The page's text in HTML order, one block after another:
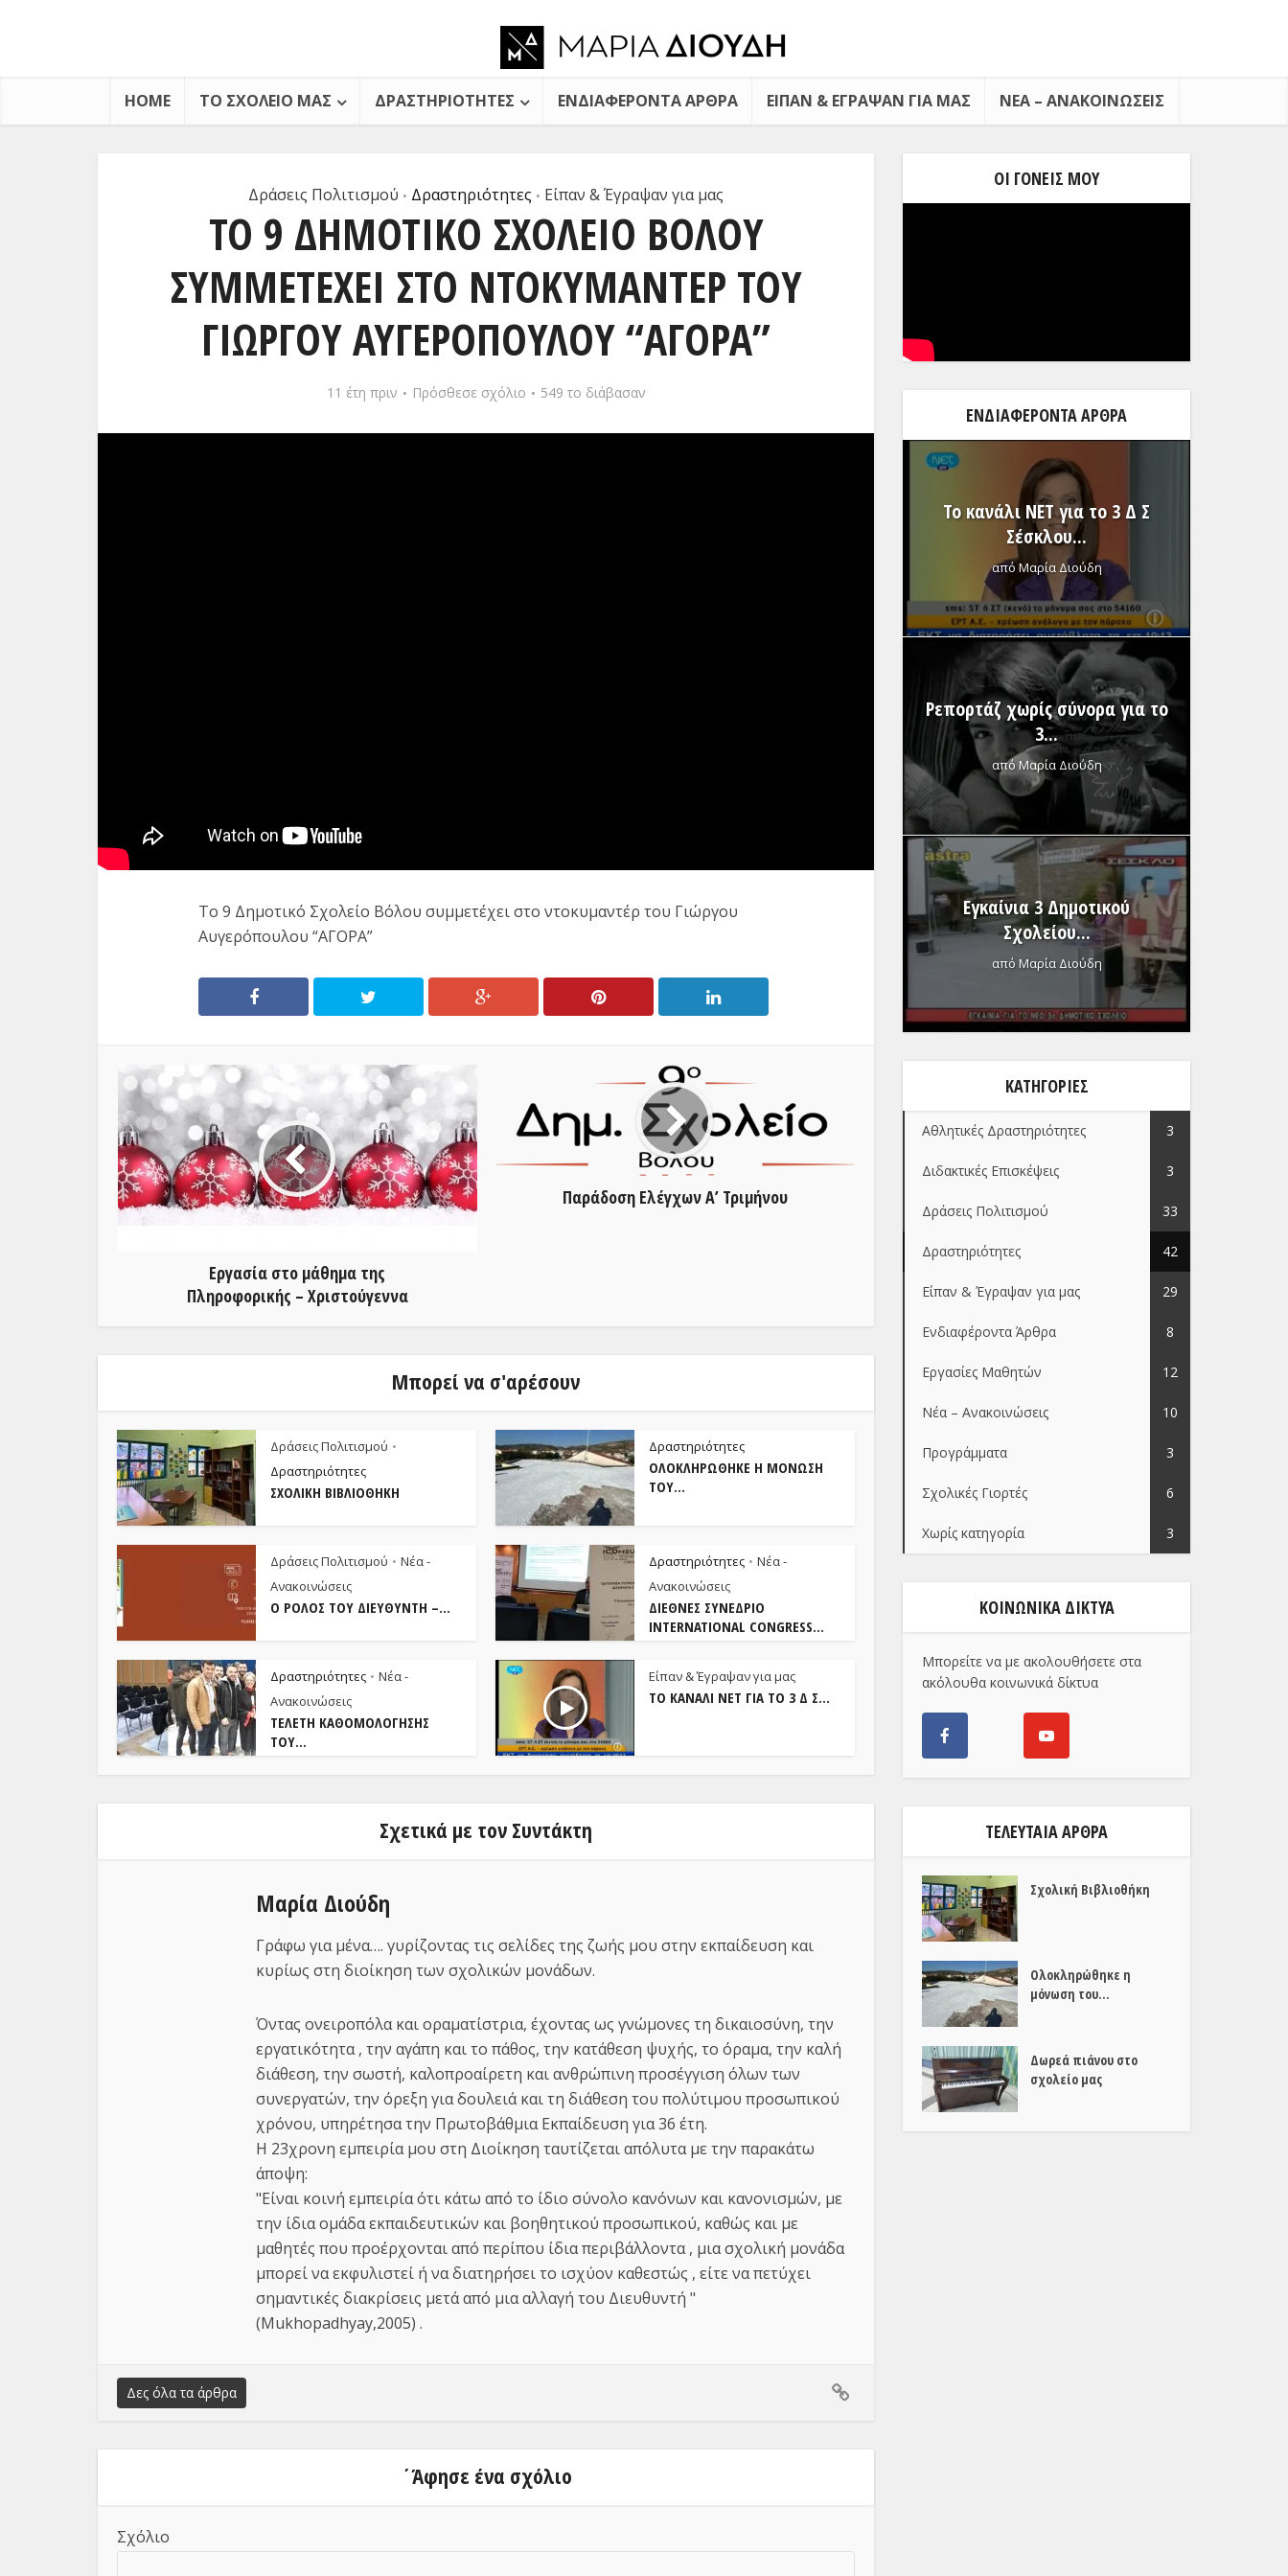
HOME ΤΟ ΣΧΟΛΕΊΟ ΜΑΣ ΔΡΑΣΤΗΡΙΌΤΗΤΕΣ ΕΝΔΙΑΦΈΡΟΝΤΑ ΆΡΘΡΑ ΕΊΠΑΝ & ΈΓΡΑΨΑΝ ΓΙΑ ΜΑΣ ΝΈΑ – ΑΝΑΚΟΙΝΏΣΕΙΣ
Δράσεις Πολιτισμού • Δραστηριότητες • Είπαν & Έγραψαν για μας
ΤΟ 9 ΔΗΜΟΤΙΚΌ ΣΧΟΛΕΊΟ ΒΌΛΟΥ
ΣΥΜΜΕΤΈΧΕΙ ΣΤΟ ΝΤΟΚΥΜΑΝΤΈΡ ΤΟΥ
ΓΙΏΡΓΟΥ ΑΥΓΕΡΌΠΟΥΛΟΥ “ΑΓΟΡΑ”
11 έτη πριν Πρόσθεσε σχόλιο 549 το διάβασαν
Το 9 Δημοτικό Σχολείο Βόλου συμμετέχει στο ντοκυμαντέρ του Γιώργου
Αυγερόπουλου “ΑΓΟΡΑ”
Εργασία στο μάθημα της
Πληροφορικής – Χριστούγεννα
Παράδοση Ελέγχων Α’ Τριμήνου
Μπορεί να σ'αρέσουν
Δράσεις Πολιτισμού •
Δραστηριότητες
ΣΧΟΛΙΚΉ ΒΙΒΛΙΟΘΉΚΗ
Δραστηριότητες
ΟΛΟΚΛΗΡΏΘΗΚΕ Η ΜΌΝΩΣΗ
ΤΟΥ...
Δράσεις Πολιτισμού • Νέα -
Ανακοινώσεις
Ο ΡΌΛΟΣ ΤΟΥ ΔΙΕΥΘΥΝΤΉ –...
Δραστηριότητες • Νέα -
Ανακοινώσεις
ΔΙΕΘΝΈΣ ΣΥΝΕΔΡΙΟ
INTERNATIONAL CONGRESS...
Δραστηριότητες • Νέα -
Ανακοινώσεις
ΤΕΛΕΤΉ ΚΑΘΟΜΟΛΌΓΗΣΗΣ
ΤΟΥ...
Είπαν & Έγραψαν για μας
ΤΟ ΚΑΝΆΛΙ NET ΓΙΑ ΤΟ 3 Δ Σ...
Σχετικά με τον Συντάκτη
Μαρία Διούδη
Γράφω για μένα…. γυρίζοντας τις σελίδες της ζωής μου στην εκπαίδευση και
κυρίως στη διοίκηση των σχολικών μονάδων.
Όντας ονειροπόλα και οραματίστρια, έχοντας ως γνώμονες τη δικαιοσύνη, την
εργατικότητα , την αγάπη και το πάθος, την κατάθεση ψυχής, το όραμα, την καλή
διάθεση, την σωστή, καλοπροαίρετη και ανθρώπινη προσέγγιση όλων των
συνεργατών, την όρεξη για δουλειά και τη διάθεση του πολύτιμου προσωπικού
χρόνου, υπηρέτησα την Πρωτοβάθμια Εκπαίδευση για 36 έτη.
Η 23χρονη εμπειρία μου στη Διοίκηση ταυτίζεται απόλυτα με την παρακάτω
άποψη:
"Είναι κοινή εμπειρία ότι κάτω από το ίδιο σύνολο κανόνων και κανονισμών, με
την ίδια ομάδα εκπαιδευτικών και βοηθητικού προσωπικού, καθώς και με
μαθητές που προέρχονται από περίπου ίδια περιβάλλοντα , μια σχολική μονάδα
μπορεί να εκφυλιστεί ή να διατηρήσει το ισχύον καθεστώς , είτε να πετύχει
σημαντικές διακρίσεις μετά από μια αλλαγή του Διευθυντή "
(Mukhopadhyay,2005) .
Δες όλα τα άρθρα
΄Άφησε ένα σχόλιο
Σχόλιο
ΟΙ ΓΟΝΕΊΣ ΜΟΥ
ΕΝΔΙΑΦΈΡΟΝΤΑ ΆΡΘΡΑ
Το κανάλι NET για το 3 Δ Σ
Σέσκλου...
απόΜαρία Διούδη
Ρεπορτάζ χωρίς σύνορα για το
3...
απόΜαρία Διούδη
Εγκαίνια 3 Δημοτικού
Σχολείου...
από Μαρία Διούδη
ΚΑΤΗΓΟΡΊΕΣ
Αθλητικές Δραστηριότητες 3
Διδακτικές Επισκέψεις 3
Δράσεις Πολιτισμού 33
Δραστηριότητες 42
Είπαν & Έγραψαν για μας 29
Ενδιαφέροντα Άρθρα 8
Εργασίες Μαθητών 12
Νέα – Ανακοινώσεις 10
Προγράμματα 3
Σχολικές Γιορτές 6
Χωρίς κατηγορία 3
ΚΟΙΝΩΝΙΚΑ ΔΙΚΤΥΑ
Μπορείτε να με ακολουθήσετε στα
ακόλουθα κοινωνικά δίκτυα
ΤΕΛΕΥΤΑΊΑ ΆΡΘΡΑ
Σχολική Βιβλιοθήκη
Ολοκληρώθηκε η
μόνωση του...
Δωρεά πιάνου στο
σχολείο μας